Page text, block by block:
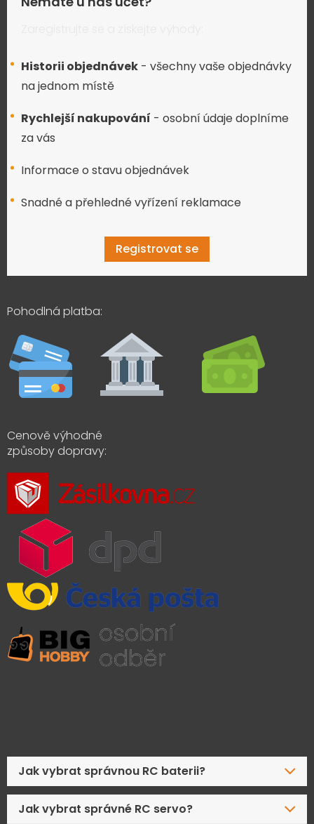
Historii objednávek - všechny vaše objednávky
na jednom místě
Rychlejší nakupování - osobní údaje doplníme
za vás
Informace o stavu objednávek
Snadné a přehledné vyřízení reklamace
Registrovat se
Pohodlná platba:
Cenově výhodné
způsoby dopravy:
Jak vybrat správnou RC baterii?
Jak vybrat správné RC servo?